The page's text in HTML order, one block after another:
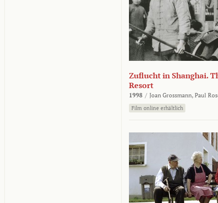
Zuflucht in Shanghai.
Resort
1998 / Joan Grossmann, Paul
Film online erhältlich